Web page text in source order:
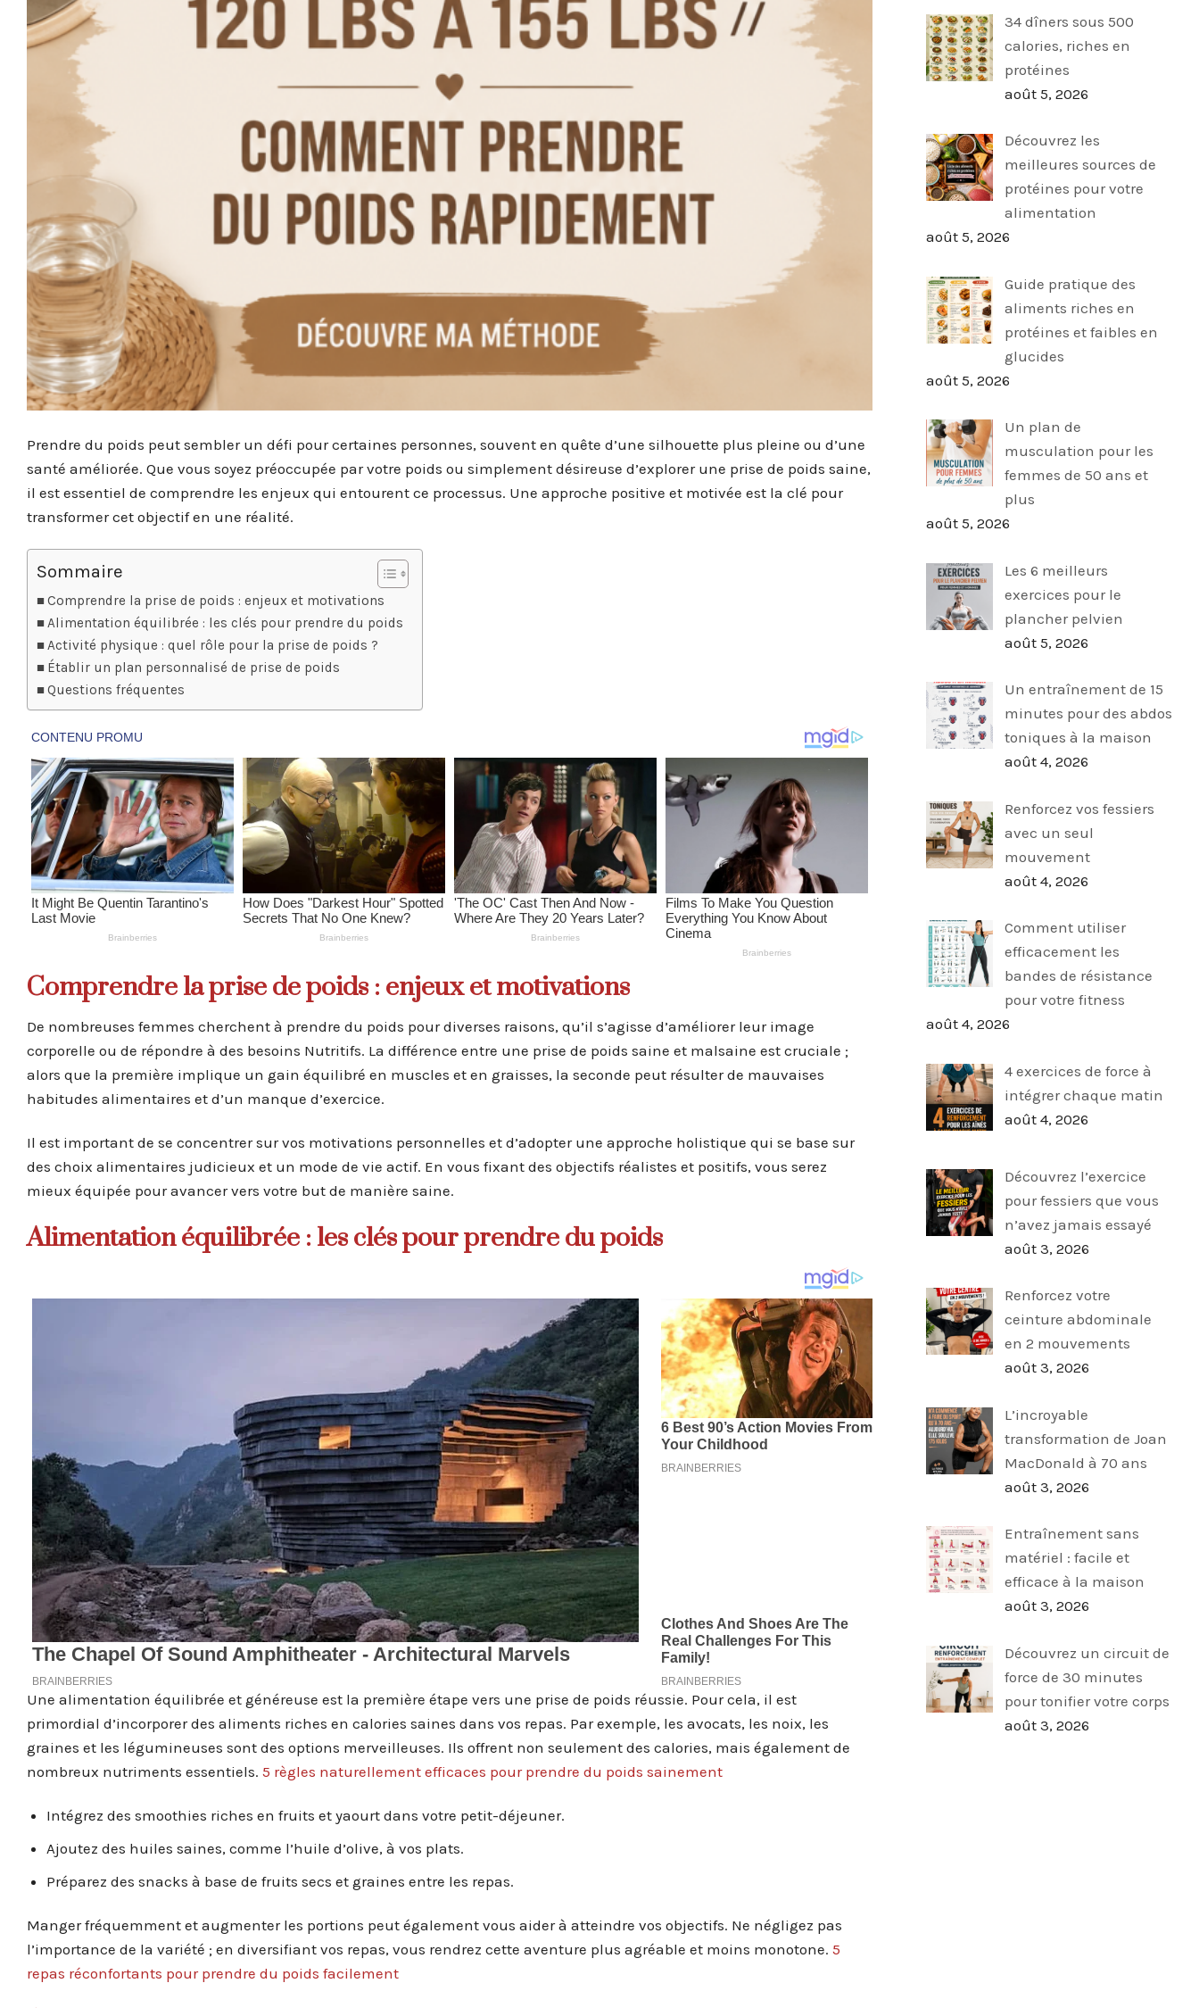
Prendre du poids peut sembler un défi pour certaines personnes, souvent en quête d’une silhouette plus pleine ou d’une
santé améliorée. Que vous soyez préoccupée par votre poids ou simplement désireuse d’explorer une prise de poids saine,
il est essentiel de comprendre les enjeux qui entourent ce processus. Une approche positive et motivée est la clé pour
transformer cet objectif en une réalité.
Sommaire
Comprendre la prise de poids : enjeux et motivations
Alimentation équilibrée : les clés pour prendre du poids
Activité physique : quel rôle pour la prise de poids ?
Établir un plan personnalisé de prise de poids
Questions fréquentes
Comprendre la prise de poids : enjeux et motivations
De nombreuses femmes cherchent à prendre du poids pour diverses raisons, qu’il s’agisse d’améliorer leur image
corporelle ou de répondre à des besoins Nutritifs. La différence entre une prise de poids saine et malsaine est cruciale ;
alors que la première implique un gain équilibré en muscles et en graisses, la seconde peut résulter de mauvaises
habitudes alimentaires et d’un manque d’exercice.
Il est important de se concentrer sur vos motivations personnelles et d’adopter une approche holistique qui se base sur
des choix alimentaires judicieux et un mode de vie actif. En vous fixant des objectifs réalistes et positifs, vous serez
mieux équipée pour avancer vers votre but de manière saine.
Alimentation équilibrée : les clés pour prendre du poids
Une alimentation équilibrée et généreuse est la première étape vers une prise de poids réussie. Pour cela, il est
primordial d’incorporer des aliments riches en calories saines dans vos repas. Par exemple, les avocats, les noix, les
graines et les légumineuses sont des options merveilleuses. Ils offrent non seulement des calories, mais également de
nombreux nutriments essentiels. 5 règles naturellement efficaces pour prendre du poids sainement
Intégrez des smoothies riches en fruits et yaourt dans votre petit-déjeuner.
Ajoutez des huiles saines, comme l’huile d’olive, à vos plats.
Préparez des snacks à base de fruits secs et graines entre les repas.
Manger fréquemment et augmenter les portions peut également vous aider à atteindre vos objectifs. Ne négligez pas
l’importance de la variété ; en diversifiant vos repas, vous rendrez cette aventure plus agréable et moins monotone. 5
repas réconfortants pour prendre du poids facilement
34 dîners sous 500
calories, riches en
protéines
août 5, 2026
Découvrez les
meilleures sources de
protéines pour votre
alimentation
août 5, 2026
Guide pratique des
aliments riches en
protéines et faibles en
glucides
août 5, 2026
Un plan de
musculation pour les
femmes de 50 ans et
plus
août 5, 2026
Les 6 meilleurs
exercices pour le
plancher pelvien
août 5, 2026
Un entraînement de 15
minutes pour des abdos
toniques à la maison
août 4, 2026
Renforcez vos fessiers
avec un seul
mouvement
août 4, 2026
Comment utiliser
efficacement les
bandes de résistance
pour votre fitness
août 4, 2026
4 exercices de force à
intégrer chaque matin
août 4, 2026
Découvrez l’exercice
pour fessiers que vous
n’avez jamais essayé
août 3, 2026
Renforcez votre
ceinture abdominale
en 2 mouvements
août 3, 2026
L’incroyable
transformation de Joan
MacDonald à 70 ans
août 3, 2026
Entraînement sans
matériel : facile et
efficace à la maison
août 3, 2026
Découvrez un circuit de
force de 30 minutes
pour tonifier votre corps
août 3, 2026